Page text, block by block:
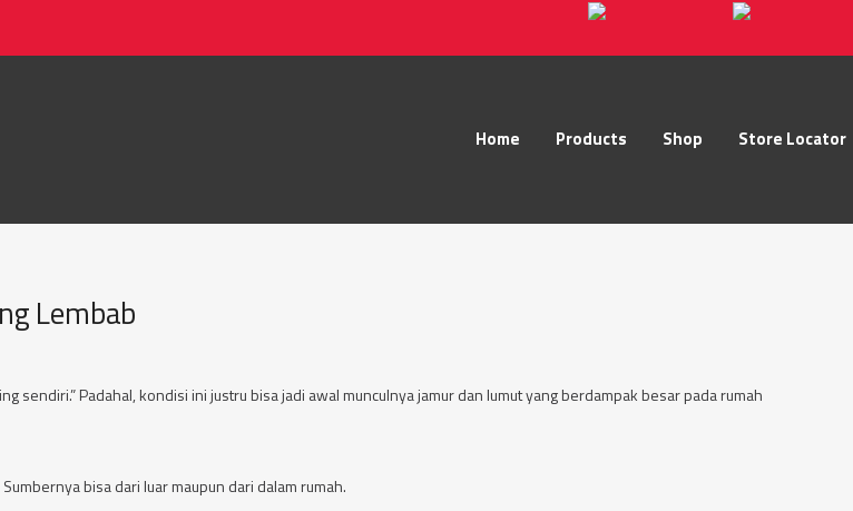
Home Products Shop Store Locator
Lembab
sendiri.” Padahal, kondisi ini justru bisa jadi awal munculnya jamur dan lumut yang berdampak besar pada rumah
bisa dari luar maupun dari dalam rumah.